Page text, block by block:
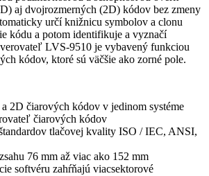
aj dvojrozmerných (2D) kódov bez zmeny
určí knižnicu symbolov a clonu
kódu a potom identifikuje a vyznačí
LVS-9510 je vybavený funkciou
kódov, ktoré sú väčšie ako zorné pole.
2D čiarových kódov v jedinom systéme
čiarových kódov
tlačovej kvality ISO / IEC, ANSI,
76 mm až viac ako 152 mm
softvéru zahŕňajú viacsektorové